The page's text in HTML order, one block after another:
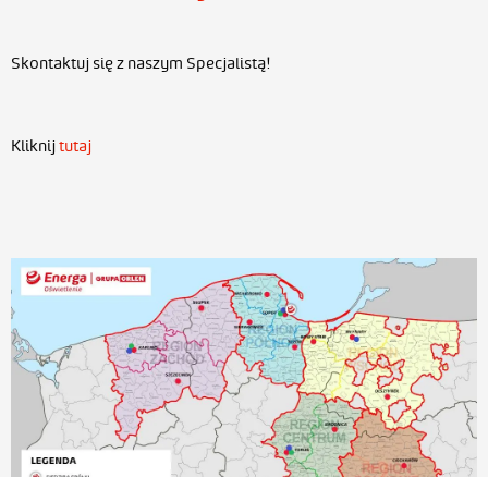
Skontaktuj się z naszym Specjalistą!
Kliknij tutaj